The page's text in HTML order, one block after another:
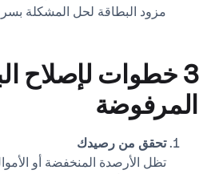
مزود البطاقة لحل المشكلة
3 خطوات لإصلاح
المرفوضة
تحقق من رصيدك
تظل الأرصدة المنخفضة أو